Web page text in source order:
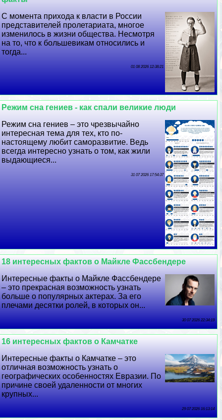
С момента прихода к власти в России
представителей пролетариата, многое
изменилось в жизни общества. Несмотря
на то, что к большевикам относились и
тогда...
01 08 2026 12:38:21
Режим сна гениев - как спали великие люди
Режим сна гениев – это чрезвычайно
интересная тема для тех, кто по-
настоящему любит саморазвитие. Ведь
всегда интересно узнать о том, как жили
выдающиеся...
31 07 2026 17:54:37
18 интересных фактов о Майкле Фассбендере
Интересные факты о Майкле Фассбендере
– это прекрасная возможность узнать
больше о популярных актерах. За его
плечами десятки ролей, в которых он...
30 07 2026 22:34:19
16 интересных фактов о Камчатке
Интересные факты о Камчатке – это
отличная возможность узнать о
географических особенностях Евразии. По
причине своей удаленности от многих
крупных...
29 07 2026 16:13:14